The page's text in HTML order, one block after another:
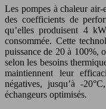
Les pompes à chaleur
des coefficients de
qu’elles produisent 4
consommée. Cette
puissance de 20 à 100%,
selon les besoins
maintiennent leur
négatives, jusqu’à -
échangeurs optimisés.